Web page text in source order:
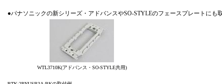
●パナソニックの新シリーズ・アドバンスやSO-STYLEのフェースプレートにも
WTL3710K(アドバンス・SO-STYLE共用)